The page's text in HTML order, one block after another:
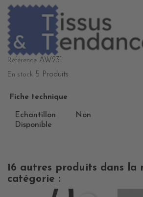
Référence AW231
En stock 5 Produits
Fiche technique
Echantillon
Disponible
Non
16 autres produits dans la
catégorie :